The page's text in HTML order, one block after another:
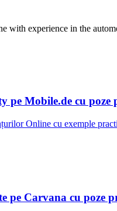
with experience in the
pe Mobile.de cu poze
Online cu exemple
pe Carvana cu poze